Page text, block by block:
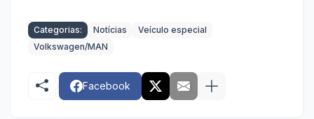
Categorias: Notícias
Veículo especial
Volkswagen/MAN
Facebook